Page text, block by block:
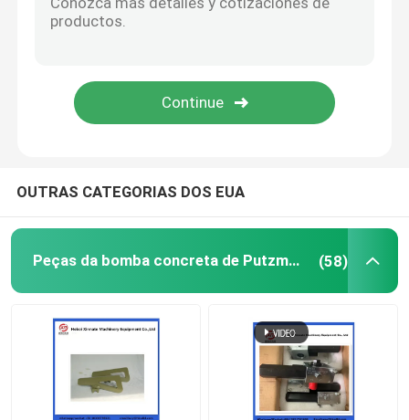
Posicionador de estruturas de betão
Acessórios de bombas de concreto
Caminhão usado da bomba concreta
OUTRAS CATEGORIAS DOS EUA
Peças da bomba concreta de Putzmeister (58)